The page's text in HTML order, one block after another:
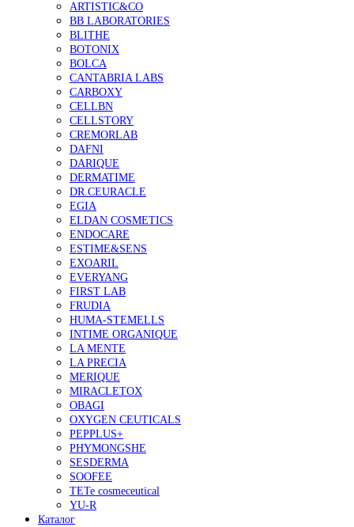
ARTISTIC&CO
BB LABORATORIES
BLITHE
BOTONIX
BOLCA
CANTABRIA LABS
CARBOXY
CELLBN
CELLSTORY
CREMORLAB
DAFNI
DARIQUE
DERMATIME
DR.CEURACLE
EGIA
ELDAN COSMETICS
ENDOCARE
ESTIME&SENS
EXOARIL
EVERYANG
FIRST LAB
FRUDIA
HUMA-STEMELLS
INTIME ORGANIQUE
LA MENTE
LA PRECIA
MERIQUE
MIRACLETOX
OBAGI
OXYGEN CEUTICALS
PEPPLUS+
PHYMONGSHE
SESDERMA
SOOFEE
TETe cosmeceutical
YU-R
Каталог